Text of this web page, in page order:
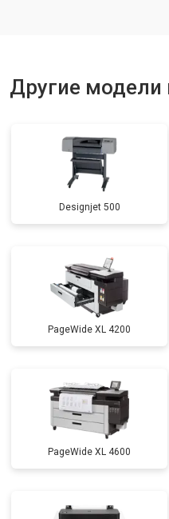
Другие модели
Designjet 500
PageWide XL 4200
PageWide XL 4600